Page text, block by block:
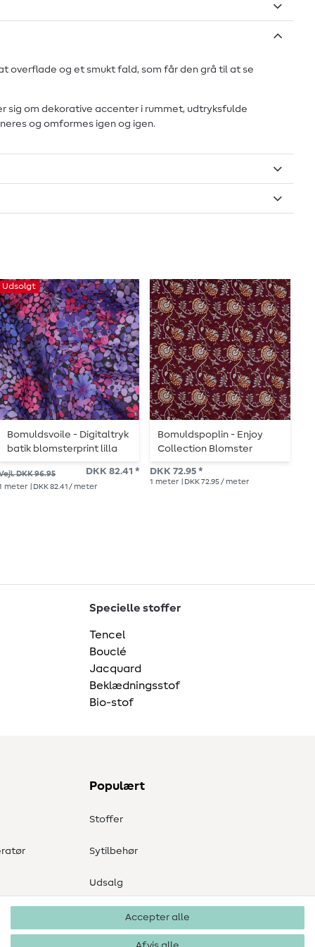
overflade og et smukt fald, som får den grå til at se
sig om dekorative accenter i rummet, udtryksfulde
og omformes igen og igen.
Udsolgt
Bomuldsvoile - Digitaltryk
batik blomsterprint lilla
DKK 96.95 DKK 82.41 *
meter | DKK 82.41 / meter
Bomuldspoplin - Enjoy
Collection Blomster
Vinrød
DKK 72.95 *
1 meter | DKK 72.95 / meter
Specielle stoffer
Tencel
Bouclé
Jacquard
Beklædningsstof
Bio-stof
Populært
Stoffer
Sytilbehør
Udsalg
Accepter alle